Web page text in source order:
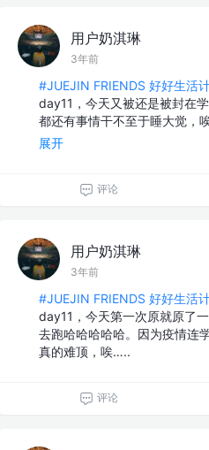
用户奶淇琳
3年前
#JUEJIN FRIENDS 好好生活
day11，今天又被还是被封在
都还有事情干不至于睡大觉，
展开
评论
用户奶淇琳
3年前
#JUEJIN FRIENDS 好好生活
day11，今天第一次原就原了
去跑哈哈哈哈哈。因为疫情连
真的难顶，唉…..
评论